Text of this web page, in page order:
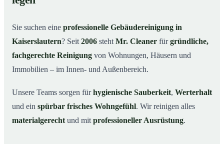
04So läuft die Gebäudereinigung ab
Typische Anlässe für eine Gebäudereinigung
Gebäudereinigung in Kaiserslautern – Profis im
Einsatz
Sie suchen eine professionelle Gebäudereinigung in
Kaiserslautern? Seit 2006 steht Mr. Cleaner fürgründliche,
fachgerechte Reinigung von Wohnungen, Häusern und
Immobilien – im Innen- und Außenbereich.
Unsere Teams sorgen fürhygienische Sauberkeit, Werterhalt
und ein spürbar frisches Wohngefühl. Wir reinigen alles
materialgerecht und mit professioneller Ausrüstung.